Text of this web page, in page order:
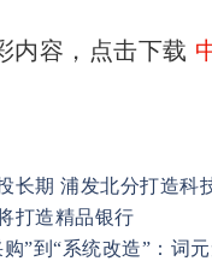
内容，点击下载
长期 浦发北分打造科
打造精品银行
购”到“系统改造”：词